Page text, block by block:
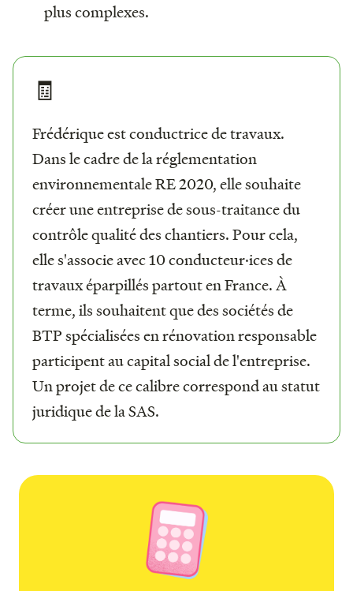
plus complexes.
🧾
Frédérique est conductrice de travaux.
Dans le cadre de la réglementation
environnementale RE 2020, elle souhaite
créer une entreprise de sous-traitance du
contrôle qualité des chantiers. Pour cela,
elle s'associe avec 10 conducteur·ices de
travaux éparpillés partout en France. À
terme, ils souhaitent que des sociétés de
BTP spécialisées en rénovation responsable
participent au capital social de l'entreprise.
Un projet de ce calibre correspond au statut
juridique de la SAS.